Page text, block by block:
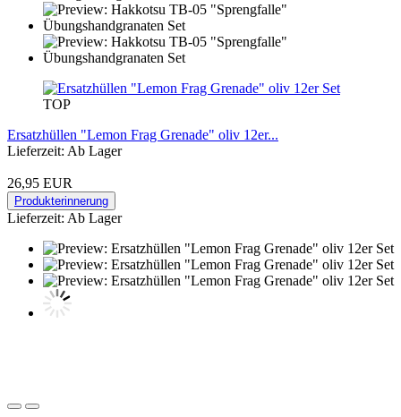
TOP
Ersatzhüllen "Lemon Frag Grenade" oliv 12er...
Lieferzeit: Ab Lager
26,95 EUR
Produkterinnerung
Lieferzeit: Ab Lager